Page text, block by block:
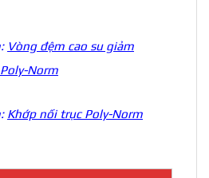
Vòng đệm cao su giảm
Norm
Khớp nối trục Poly-Norm